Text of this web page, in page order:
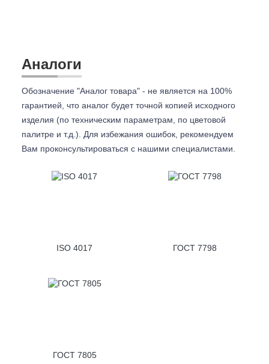
Аналоги
Обозначение "Аналог товара" - не является на 100%
гарантией, что аналог будет точной копией исходного
изделия (по техническим параметрам, по цветовой
палитре и т.д.). Для избежания ошибок, рекомендуем
Вам проконсультироваться с нашими специалистами.
ISO 4017 ГОСТ 7798
ГОСТ 7805